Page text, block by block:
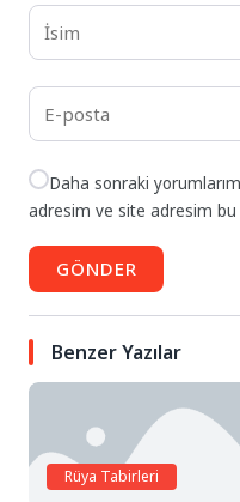
Daha sonraki
adresim ve site adresim bu
GÖNDER
Benzer Yazılar
Rüya Tabirleri